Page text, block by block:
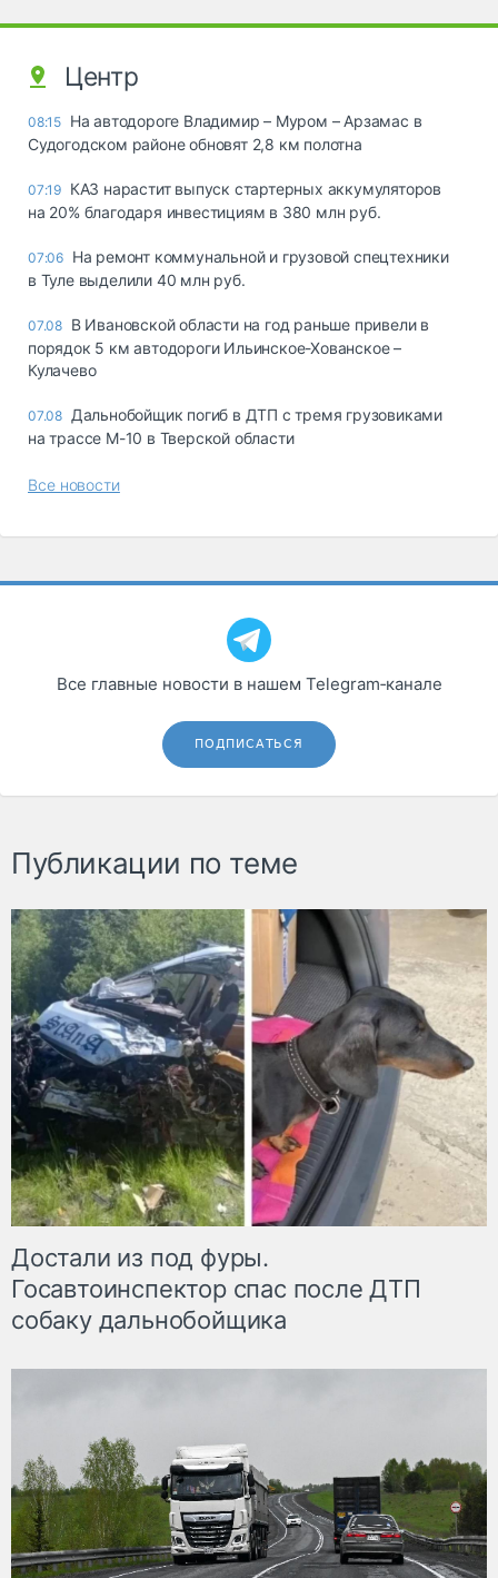
Центр
08:15 На автодороге Владимир – Муром – Арзамас в
Судогодском районе обновят 2,8 км полотна
07:19 КАЗ нарастит выпуск стартерных аккумуляторов
на 20% благодаря инвестициям в 380 млн руб.
07:06 На ремонт коммунальной и грузовой спецтехники
в Туле выделили 40 млн руб.
07.08 В Ивановской области на год раньше привели в
порядок 5 км автодороги Ильинское-Хованское –
Кулачево
07.08 Дальнобойщик погиб в ДТП с тремя грузовиками
на трассе М-10 в Тверской области
Все новости
Все главные новости в нашем Telegram‑канале
ПОДПИСАТЬСЯ
Публикации по теме
Достали из под фуры.
Госавтоинспектор спас после ДТП
собаку дальнобойщика